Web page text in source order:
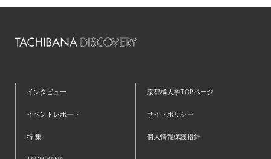
インタビュー
イベントレポート
特 集
京都橘大学TOPページ
サイトポリシー
個人情報保護指針